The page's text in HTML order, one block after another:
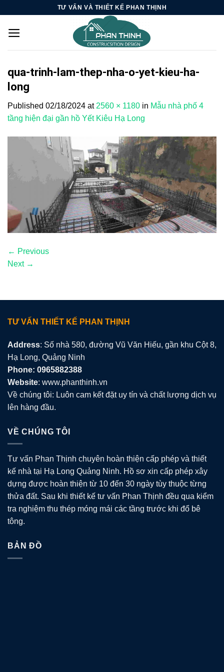
content
TƯ VẤN VÀ THIẾT KẾ PHAN THỊNH
qua-trinh-lam-thep-nha-o-yet-kieu-ha-
long
Published 02/18/2024 at 2560 × 1180 in Mẫu nhà phố 4
tầng hiện đại gần hồ Yết Kiêu Hạ Long
← Previous
Next →
TƯ VẤN THIẾT KẾ PHAN THỊNH
Address: Số nhà 580, đường Vũ Văn Hiếu, gần khu Cột 8,
Hạ Long, Quảng Ninh
Phone: 0965882388
Website: www.phanthinh.vn
Về chúng tôi: Luôn cam kết đặt uy tín và chất lượng dịch vụ
lên hàng đầu.
VỀ CHÚNG TÔI
Tư vấn Phan Thịnh chuyên hoàn thiện cấp phép và thiết
kế nhà tại Hạ Long Quảng Ninh. Hồ sơ xin cấp phép xây
dựng được hoàn thiện từ 10 đến 30 ngày tùy thuộc từng
thửa đất. Sau khi thiết kế tư vấn Phan Thịnh đều qua kiểm
tra nghiệm thu thép móng mái các tầng trước khi đổ bê
tông.
BẢN ĐỒ